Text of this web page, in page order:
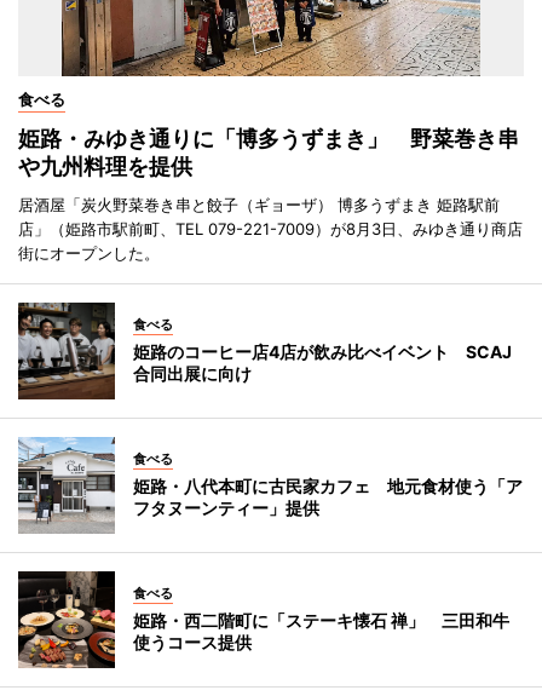
食べる
姫路・みゆき通りに「博多うずまき」 野菜巻き串
や九州料理を提供
居酒屋「炭火野菜巻き串と餃子（ギョーザ） 博多うずまき 姫路駅前
店」（姫路市駅前町、TEL 079-221-7009）が8月3日、みゆき通り商店
街にオープンした。
食べる
姫路のコーヒー店4店が飲み比べイベント SCAJ
合同出展に向け
食べる
姫路・八代本町に古民家カフェ 地元食材使う「ア
フタヌーンティー」提供
食べる
姫路・西二階町に「ステーキ懐石 禅」 三田和牛
使うコース提供